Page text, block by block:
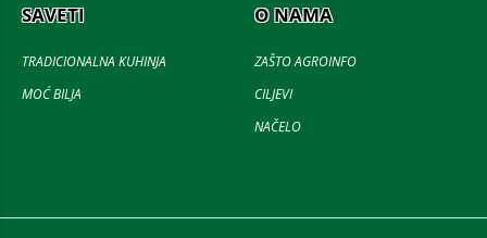
SAVETI
TRADICIONALNA KUHINJA
MOĆ BILJA
O NAMA
ZAŠTO AGROINFO
CILJEVI
NAČELO